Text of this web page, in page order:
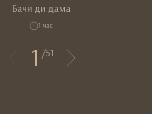
Бачи ди дама
1 час
1 /51